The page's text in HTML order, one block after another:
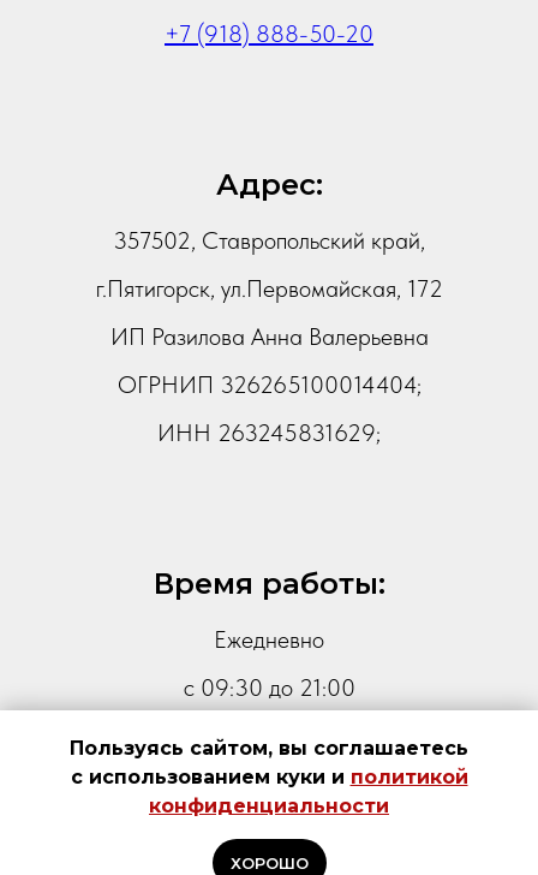
+7 (918) 888-50-20
Адрес:
357502, Ставропольский край,
г.Пятигорск, ул.Первомайская, 172
ИП Разилова Анна Валерьевна
ОГРНИП 326265100014404;
ИНН 263245831629;
Время работы:
Ежедневно
с 09:30 до 21:00
ПОЛЬЗОВАТЕЛЬСКОЕ СОГЛАШЕНИЕ
СОГЛАСИЕ НА ОБРАБОТКУ ПЕРСОНАЛЬНЫХ ДАННЫХ
Пользуясь сайтом, вы соглашаетесь
с использованием куки и политикой
конфиденциальности
ХОРОШО